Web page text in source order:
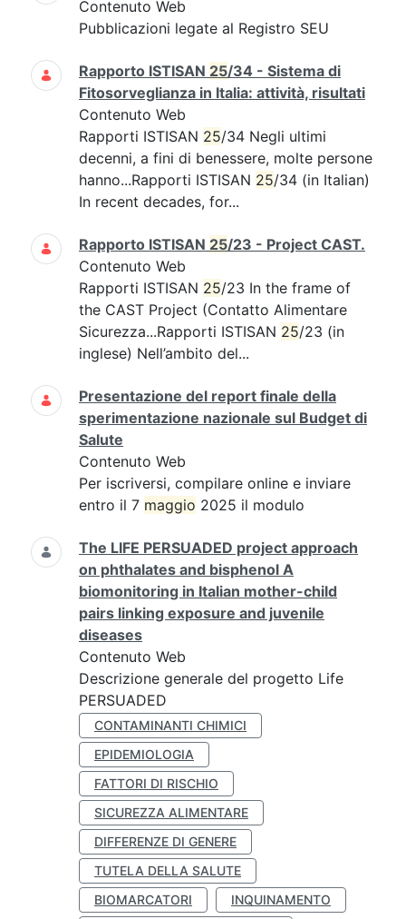
Contenuto Web
Pubblicazioni legate al Registro SEU
Rapporto ISTISAN 25/34 - Sistema di
Fitosorveglianza in Italia: attività, risultati
Contenuto Web
Rapporti ISTISAN 25/34 Negli ultimi
decenni, a fini di benessere, molte persone
hanno...Rapporti ISTISAN 25/34 (in Italian)
In recent decades, for...
Rapporto ISTISAN 25/23 - Project CAST.
Contenuto Web
Rapporti ISTISAN 25/23 In the frame of
the CAST Project (Contatto Alimentare
Sicurezza...Rapporti ISTISAN 25/23 (in
inglese) Nell’ambito del...
Presentazione del report finale della
sperimentazione nazionale sul Budget di
Salute
Contenuto Web
Per iscriversi, compilare online e inviare
entro il 7 maggio 2025 il modulo
The LIFE PERSUADED project approach
on phthalates and bisphenol A
biomonitoring in Italian mother-child
pairs linking exposure and juvenile
diseases
Contenuto Web
Descrizione generale del progetto Life
PERSUADED
CONTAMINANTI CHIMICI
EPIDEMIOLOGIA
FATTORI DI RISCHIO
SICUREZZA ALIMENTARE
DIFFERENZE DI GENERE
TUTELA DELLA SALUTE
BIOMARCATORI
INQUINAMENTO